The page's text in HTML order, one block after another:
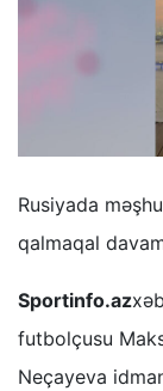
Rusiyada
qalmaqal
Sportinfo.az
futbolçusu
Neçayeva